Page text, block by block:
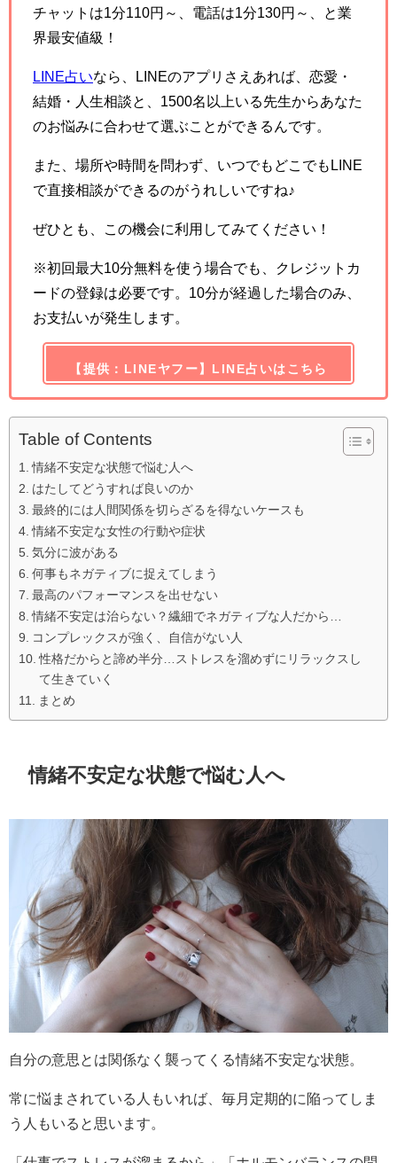
チャットは1分110円～、電話は1分130円～、と業
界最安値級！
LINE占いなら、LINEのアプリさえあれば、恋愛・
結婚・人生相談と、1500名以上いる先生からあなた
のお悩みに合わせて選ぶことができるんです。
また、場所や時間を問わず、いつでもどこでもLINE
で直接相談ができるのがうれしいですね♪
ぜひとも、この機会に利用してみてください！
※初回最大10分無料を使う場合でも、クレジットカ
ードの登録は必要です。10分が経過した場合のみ、
お支払いが発生します。
【提供：LINEヤフー】LINE占いはこちら
Table of Contents
情緒不安定な状態で悩む人へ
はたしてどうすれば良いのか
最終的には人間関係を切らざるを得ないケースも
情緒不安定な女性の行動や症状
気分に波がある
何事もネガティブに捉えてしまう
最高のパフォーマンスを出せない
情緒不安定は治らない？繊細でネガティブな人だから…
コンプレックスが強く、自信がない人
性格だからと諦め半分…ストレスを溜めずにリラックスし
て生きていく
まとめ
情緒不安定な状態で悩む人へ
自分の意思とは関係なく襲ってくる情緒不安定な状態。
常に悩まされている人もいれば、毎月定期的に陥ってしま
う人もいると思います。